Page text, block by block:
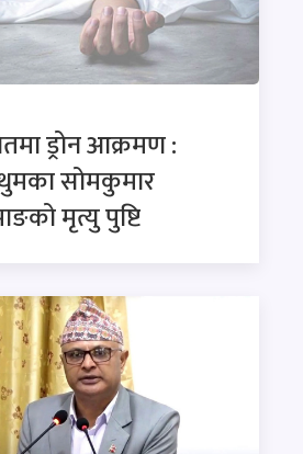
ड्रोन आक्रमण :
सोमकुमार
मृत्यु पुष्टि